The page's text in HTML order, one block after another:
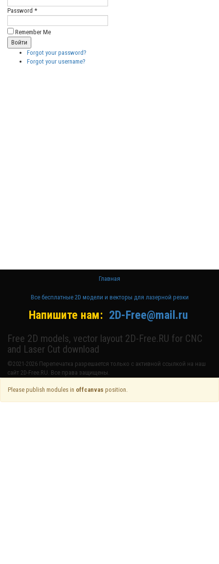
Password *
Remember Me
Forgot your password?
Forgot your username?
Главная
Все бесплатные 2D модели и векторы для лазерной резки
Напишите нам: 2D-Free@mail.ru
Free 2D models, vector layout 2D-Free.RU for CNC
and Laser Cut download
©2021-2026 Перепечатка разрешается только с активной ссылкой на наш
сайт 2D-Free.RU. Все права защищены.
Please publish modules in offcanvas position.